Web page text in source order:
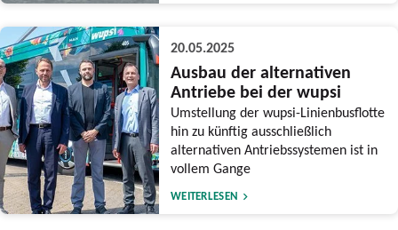
20.05.2025
Ausbau der alternativen
Antriebe bei der wupsi
Umstellung der wupsi-Linienbusflotte
hin zu künftig ausschließlich
alternativen Antriebssystemen ist in
vollem Gange
WEITERLESEN